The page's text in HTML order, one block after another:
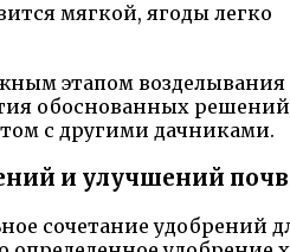
мягкой, ягоды легко
этапом
обоснованных
с другими дачниками.
и улучшений
сочетание удобрений